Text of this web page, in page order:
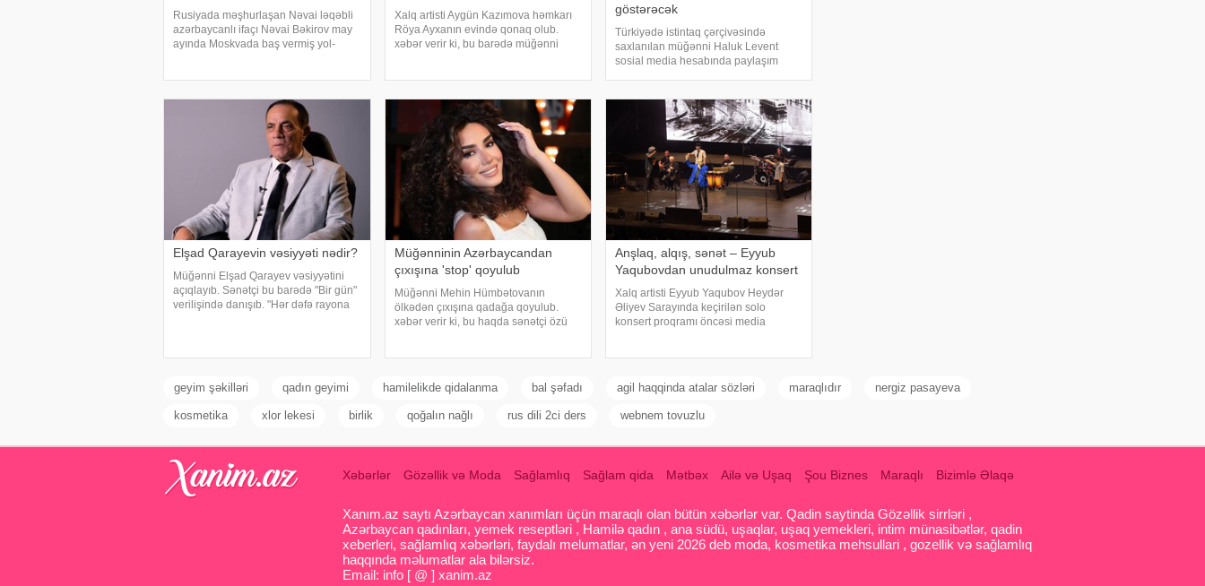
Rusiyada məşhurlaşan Nəvai ləqəbli
azərbaycanlı ifaçı Nəvai Bəkirov may
ayında Moskvada baş vermiş yol-
məlumat yayıb
Xalq artisti Aygün Kazımova həmkarı
Röya Ayxanın evində qonaq olub.
xəbər verir ki, bu barədə müğənni
səbəb olub
göstərəcək
Türkiyədə istintaq çərçivəsində
saxlanılan müğənni Haluk Levent
sosial media hesabında paylaşım
istinadən xəbər verir ki, Levent şəxsi
həyatı ilə Ahba
Elşad Qarayevin vəsiyyəti nədir?
Müğənni Elşad Qarayev vəsiyyətini
açıqlayıb. Sənətçi bu barədə "Bir gün"
verilişində danışıb. "Hər dəfə rayona
Müğənninin Azərbaycandan
çıxışına 'stop' qoyulub
Müğənni Mehin Hümbətovanın
ölkədən çıxışına qadağa qoyulub.
xəbər verir ki, bu haqda sənətçi özü
Anşlaq, alqış, sənət – Eyyub
Yaqubovdan unudulmaz konsert
Xalq artisti Eyyub Yaqubov Heydər
Əliyev Sarayında keçirilən solo
konsert proqramı öncəsi media
geyim şəkilləri qadın geyimi hamilelikde qidalanma bal şəfadı agil haqqinda atalar sözləri maraqlıdır nergiz pasayeva
kosmetika xlor lekesi birlik qoğalın nağlı rus dili 2ci ders webnem tovuzlu
Xəbərlər Gözəllik və Moda Sağlamlıq Sağlam qida Mətbəx Ailə və Uşaq Şou Biznes Maraqlı Bizimlə Əlaqə
Xanım.az saytı Azərbaycan xanımları üçün maraqlı olan bütün xəbərlər var. Qadin saytinda Gözəllik sirrləri ,
Azərbaycan qadınları, yemek reseptləri , Hamilə qadın , ana südü, uşaqlar, uşaq yemekleri, intim münasibətlər, qadin
xeberleri, sağlamlıq xəbərləri, faydalı melumatlar, ən yeni 2026 deb moda, kosmetika mehsullari , gozellik və sağlamlıq
haqqında məlumatlar ala bilərsiz.
Email: info [ @ ] xanim.az